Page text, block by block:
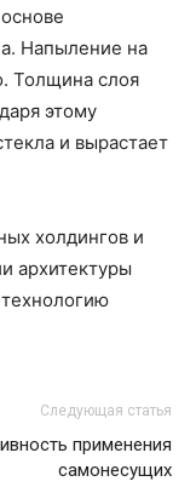
Напыление на
Толщина слоя
этому
и вырастает
холдингов и
архитектуры
Следующая статья
применения
самонесущих